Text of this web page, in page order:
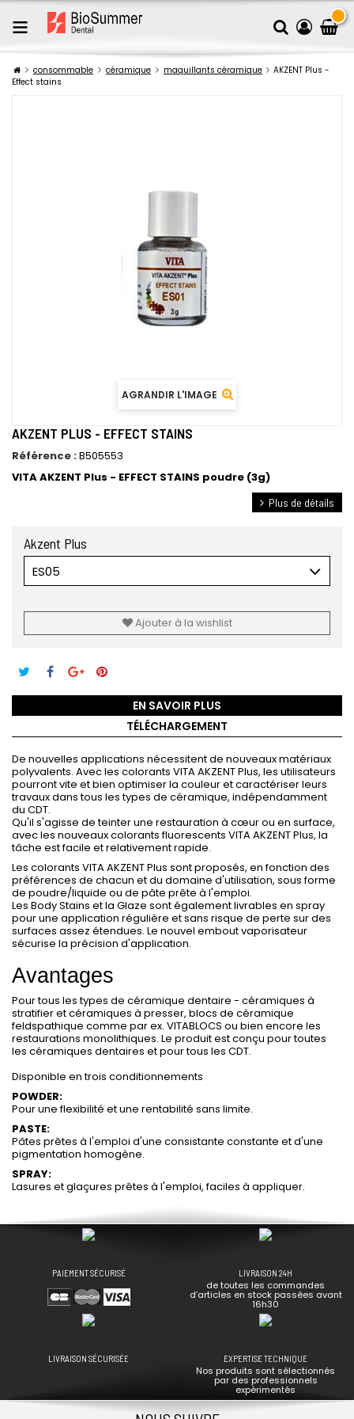
consommable céramique maquillants céramique
AKZENT Plus -
Effect stains
AGRANDIR L'IMAGE
AKZENT PLUS - EFFECT STAINS
Référence :B505553
VITA AKZENT Plus - EFFECT STAINS poudre (3g)
Plus de détails
Akzent Plus
ES05
Ajouter à la wishlist
EN SAVOIR PLUS
TÉLÉCHARGEMENT
De nouvelles applications nécessitent de nouveaux matériaux
polyvalents. Avec les colorants VITA AKZENT Plus, les utilisateurs
pourront vite et bien optimiser la couleur et caractériser leurs
travaux dans tous les types de céramique, indépendamment
du CDT.
Qu'il s'agisse de teinter une restauration à cœur ou en surface,
avec les nouveaux colorants fluorescents VITA AKZENT Plus, la
tâche est facile et relativement rapide.
Les colorants VITA AKZENT Plus sont proposés, en fonction des
préférences de chacun et du domaine d'utilisation, sous forme
de poudre/liquide ou de pâte prête à l'emploi.
Les Body Stains et la Glaze sont également livrables en spray
pour une application régulière et sans risque de perte sur des
surfaces assez étendues. Le nouvel embout vaporisateur
sécurise la précision d'application.
Avantages
Pour tous les types de céramique dentaire - céramiques à
stratifier et céramiques à presser, blocs de céramique
feldspathique comme par ex. VITABLOCS ou bien encore les
restaurations monolithiques. Le produit est conçu pour toutes
les céramiques dentaires et pour tous les CDT.
Disponible en trois conditionnements
POWDER:
Pour une flexibilité et une rentabilité sans limite.
PASTE:
Pâtes prêtes à l'emploi d'une consistante constante et d'une
pigmentation homogène.
SPRAY:
Lasures et glaçures prêtes à l'emploi, faciles à appliquer.
PAIEMENT SÉCURISÉ LIVRAISON 24H
de toutes les commandes
d’articles en stock passées avant
16h30
LIVRAISON SÉCURISÉE EXPERTISE TECHNIQUE
Nos produits sont sélectionnés
par des professionnels
expérimentés